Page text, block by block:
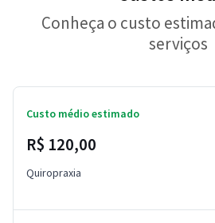
Conheça o custo
serviços
Custo médio estimado
R$ 120,00
Quiropraxia